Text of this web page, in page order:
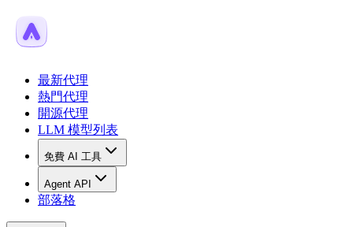
最新代理
熱門代理
開源代理
LLM 模型列表
免費 AI 工具
Agent API
部落格